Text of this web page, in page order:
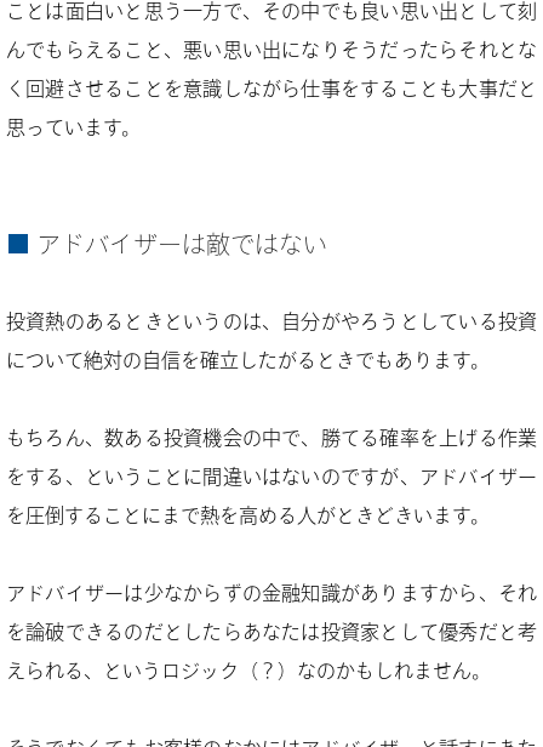
ことは面白いと思う一方で、その中でも良い思い出として刻
んでもらえること、悪い思い出になりそうだったらそれとな
く回避させることを意識しながら仕事をすることも大事だと
思っています。
アドバイザーは敵ではない
投資熱のあるときというのは、自分がやろうとしている投資
について絶対の自信を確立したがるときでもあります。
もちろん、数ある投資機会の中で、勝てる確率を上げる作業
をする、ということに間違いはないのですが、アドバイザー
を圧倒することにまで熱を高める人がときどきいます。
アドバイザーは少なからずの金融知識がありますから、それ
を論破できるのだとしたらあなたは投資家として優秀だと考
えられる、というロジック（？）なのかもしれません。